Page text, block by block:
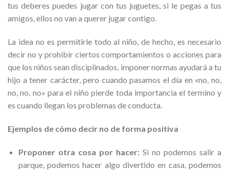
tus deberes puedes jugar con tus juguetes, si le pegas a tus
amigos, ellos no van a querer jugar contigo.
La idea no es permitirle todo al niño, de hecho, es necesario
decir no y prohibir ciertos comportamientos o acciones para
que los niños sean disciplinados, imponer normas ayudará a tu
hijo a tener carácter, pero cuando pasamos el día en «no, no,
no, no, no» para el niño pierde toda importancia el termino y
es cuando llegan los problemas de conducta.
Ejemplos de cómo decir no de forma positiva
Proponer otra cosa por hacer:Si no podemos salir a
parque, podemos hacer algo divertido en casa, podemos